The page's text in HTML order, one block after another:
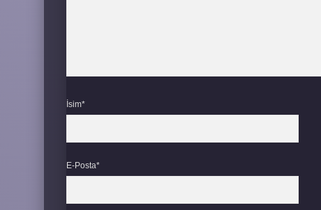
İsim*
E-Posta*